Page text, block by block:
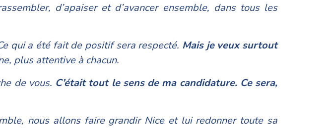
d’apaiser et d’avancer ensemble, dans tous les
qui a été fait de positif sera respecté. Mais je veux surtout
plus attentive à chacun.
de vous. C’était tout le sens de ma candidature. Ce sera,
nous allons faire grandir Nice et lui redonner toute sa